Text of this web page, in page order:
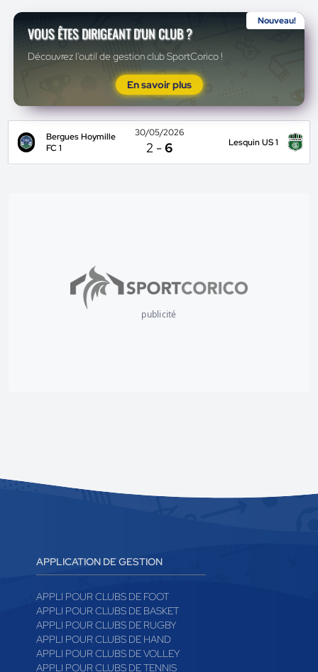
Nouveau!
VOUS ÊTES DIRIGEANT D'UN CLUB ?
Découvrez l'outil de gestion club SportCorico !
En savoir plus
Bergues Hoymille
FC 1
30/05/2026
2 -6 Lesquin US 1
publicité
APPLICATION DE GESTION
APPLI POUR CLUBS DE FOOT
APPLI POUR CLUBS DE BASKET
APPLI POUR CLUBS DE RUGBY
APPLI POUR CLUBS DE HAND
APPLI POUR CLUBS DE VOLLEY
APPLI POUR CLUBS DE TENNIS